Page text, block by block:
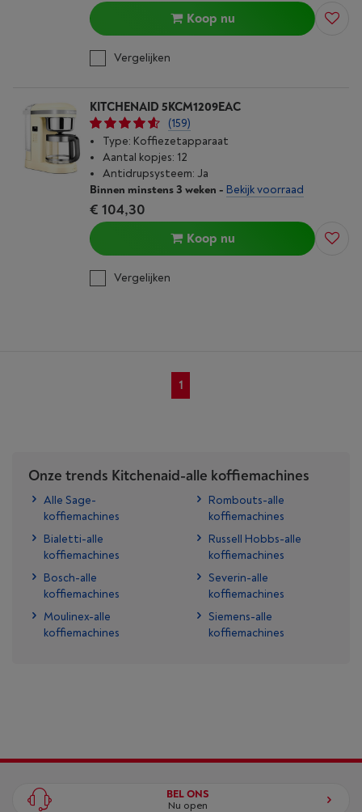
Koop nu
Vergelijken
KITCHENAID 5KCM1209EAC
(159)
Type: Koffiezetapparaat
Aantal kopjes: 12
Antidrupsysteem: Ja
Binnen minstens 3 weken - Bekijk voorraad
€ 104,30
Koop nu
Vergelijken
1
Onze trends Kitchenaid-alle koffiemachines
Alle Sage-
koffiemachines
Bialetti-alle
koffiemachines
Bosch-alle
koffiemachines
Moulinex-alle
koffiemachines
Rombouts-alle
koffiemachines
Russell Hobbs-alle
koffiemachines
Severin-alle
koffiemachines
Siemens-alle
koffiemachines
BEL ONS
Nu open